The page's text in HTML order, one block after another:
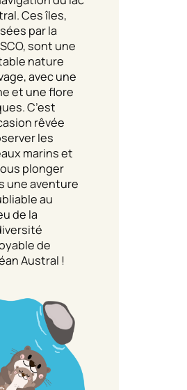
Ces îles,
par la
sont une
nature
avec une
et une flore
C’est
rêvée
les
marins et
plonger
une aventure
au
de la
de
Austral !